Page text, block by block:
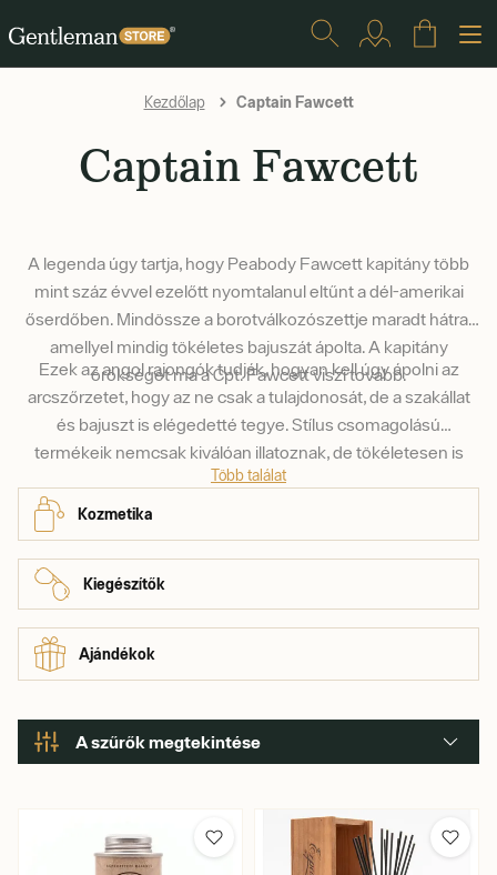
Kezdőlap Captain Fawcett
Captain Fawcett
A legenda úgy tartja, hogy Peabody Fawcett kapitány több
mint száz évvel ezelőtt nyomtalanul eltűnt a dél-amerikai
őserdőben. Mindössze a borotválkozószettje maradt hátra,
amellyel mindig tökéletes bajuszát ápolta. A kapitány
örökségét ma a Cpt. Fawcett viszi tovább.
Ezek az angol rajongók tudják, hogyan kell úgy ápolni az
arcszőrzetet, hogy az ne csak a tulajdonosát, de a szakállat
és bajuszt is elégedetté tegye. Stílus csomagolású
termékeik nemcsak kiválóan illatoznak, de tökéletesen is
működnek.
Több találat
Kozmetika
Kiegészítők
Ajándékok
A szűrők megtekintése